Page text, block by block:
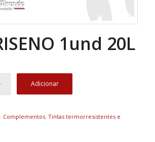
1und 20L
Adicionar
Complementos, Tintas termorresistentes e